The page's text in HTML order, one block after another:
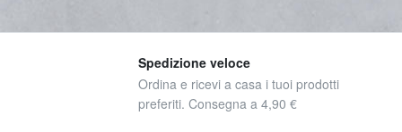
Spedizione veloce
Ordina e ricevi a casa i tuoi prodotti
preferiti. Consegna a 4,90 €